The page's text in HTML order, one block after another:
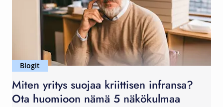
Blogit
Miten yritys suojaa kriittisen infransa?
Ota huomioon nämä 5 näkökulmaa